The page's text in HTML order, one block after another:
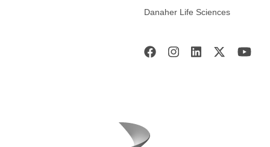
Danaher Life Sciences